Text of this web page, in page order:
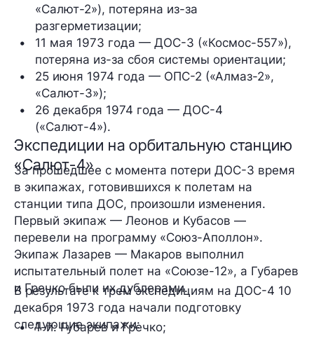
«Салют-2»), потеряна из-за
разгерметизации;
11 мая 1973 года — ДОС-3 («Космос-557»),
потеряна из-за сбоя системы ориентации;
25 июня 1974 года — ОПС-2 («Алмаз-2»,
«Салют-3»);
26 декабря 1974 года — ДОС-4
(«Салют-4»).
Экспедиции на орбитальную станцию
«Салют-4»
За прошедшее с момента потери ДОС-3 время
в экипажах, готовившихся к полетам на
станции типа ДОС, произошли изменения.
Первый экипаж — Леонов и Кубасов —
перевели на программу «Союз-Аполлон».
Экипаж Лазарев — Макаров выполнил
испытательный полет на «Союзе-12», а Губарев
и Гречко были их дублерами.
В результате к трем экспедициям на ДОС-4 10
декабря 1973 года начали подготовку
следующие экипажи:
1-й: Губарев и Гречко;